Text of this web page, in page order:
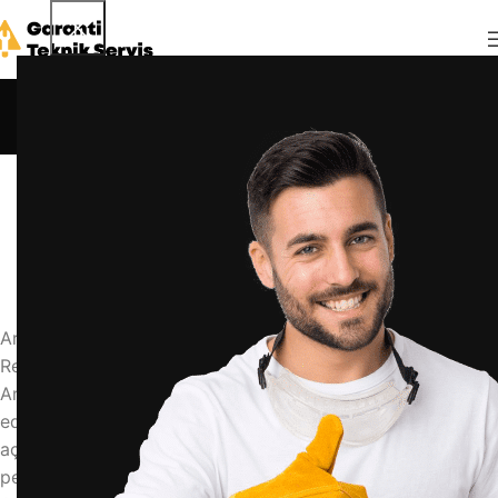
Blog
BLOG
arçelik 3650 çamaşır makinesi nasıl çalışır
admin
18 Mart 2026
Arçelik 3650 Çamaşır Makinesi Nasıl Çalışır? Detaylı
Rehber
Arçelik 3650 çamaşır makinesinin nasıl çalıştığını merak
ediyorsanız, bu rehberde tüm detayları adım adım
açıklıyoruz. Makinenizin ömrünü uzatmak ve en iyi
performansı almak için bilmeniz gereken her şey burada.